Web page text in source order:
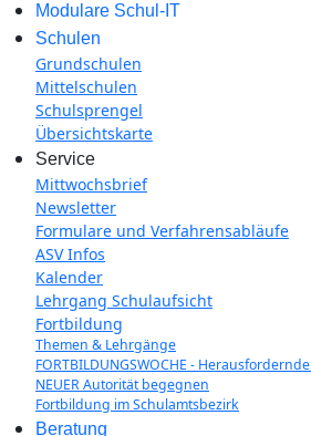
Modulare Schul-IT
Schulen
Grundschulen
Mittelschulen
Schulsprengel
Übersichtskarte
Service
Mittwochsbrief
Newsletter
Formulare und Verfahrensabläufe
ASV Infos
Kalender
Lehrgang Schulaufsicht
Fortbildung
Themen & Lehrgänge
FORTBILDUNGSWOCHE -
NEUER Autorität begegnen
Fortbildung im Schulamtsbezirk
Beratung